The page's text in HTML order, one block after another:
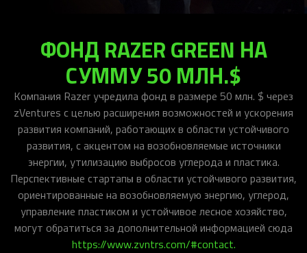
ФОНД RAZER GREEN НА
СУММУ 50 МЛН.$
Компания Razer учредила фонд в размере 50 млн. $ через
zVentures с целью расширения возможностей и ускорения
развития компаний, работающих в области устойчивого
развития, с акцентом на возобновляемые источники
энергии, утилизацию выбросов углерода и пластика.
Перспективные стартапы в области устойчивого развития,
ориентированные на возобновляемую энергию, углерод,
управление пластиком и устойчивое лесное хозяйство,
могут обратиться за дополнительной информацией сюда
https://www.zvntrs.com/#contact.